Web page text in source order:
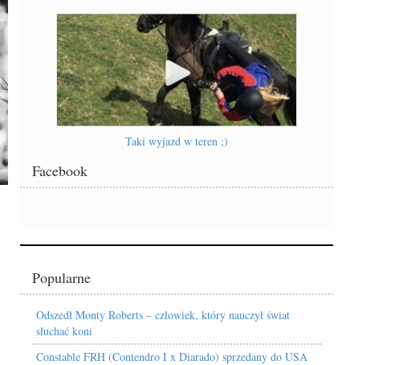
Taki wyjazd w teren ;)
Facebook
Popularne
Odszedł Monty Roberts – człowiek, który nauczył świat
słuchać koni
Constable FRH (Contendro I x Diarado) sprzedany do USA